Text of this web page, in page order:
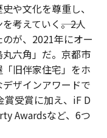
や文化を尊重し、
考えていく――。2人
が、2021年にオー
六角」だ。京都市
旧伴家住宅」をホ
ザインアワードで
賞受賞に加え、iF D
Awardsなど、6つ